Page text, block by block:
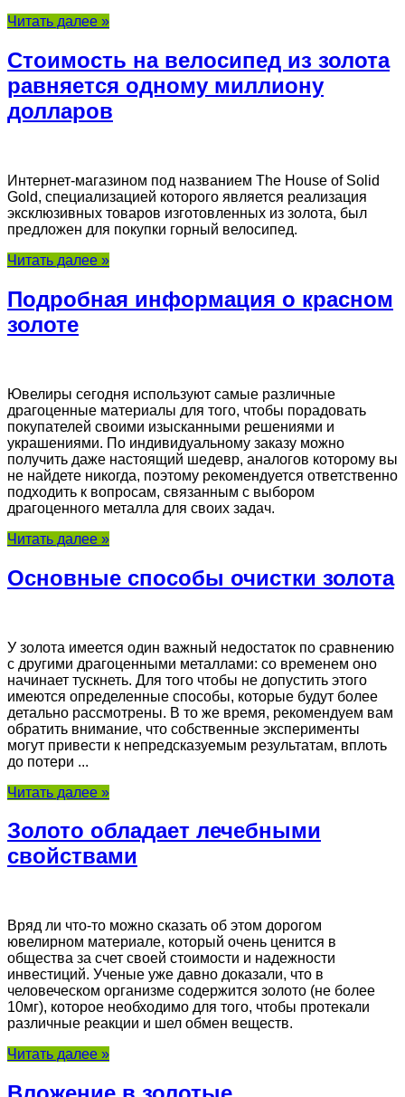
Читать далее »
Стоимость на велосипед из золота
равняется одному миллиону
долларов
Интернет-магазином под названием The House of Solid
Gold, специализацией которого является реализация
эксклюзивных товаров изготовленных из золота, был
предложен для покупки горный велосипед.
Читать далее »
Подробная информация о красном
золоте
Ювелиры сегодня используют самые различные
драгоценные материалы для того, чтобы порадовать
покупателей своими изысканными решениями и
украшениями. По индивидуальному заказу можно
получить даже настоящий шедевр, аналогов которому вы
не найдете никогда, поэтому рекомендуется ответственно
подходить к вопросам, связанным с выбором
драгоценного металла для своих задач.
Читать далее »
Основные способы очистки золота
У золота имеется один важный недостаток по сравнению
с другими драгоценными металлами: со временем оно
начинает тускнеть. Для того чтобы не допустить этого
имеются определенные способы, которые будут более
детально рассмотрены. В то же время, рекомендуем вам
обратить внимание, что собственные эксперименты
могут привести к непредсказуемым результатам, вплоть
до потери ...
Читать далее »
Золото обладает лечебными
свойствами
Вряд ли что-то можно сказать об этом дорогом
ювелирном материале, который очень ценится в
общества за счет своей стоимости и надежности
инвестиций. Ученые уже давно доказали, что в
человеческом организме содержится золото (не более
10мг), которое необходимо для того, чтобы протекали
различные реакции и шел обмен веществ.
Читать далее »